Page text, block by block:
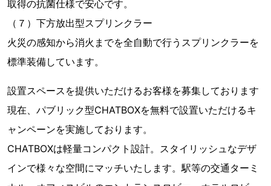
取得の抗菌仕様で安心です。
（７）下方放出型スプリンクラー
火災の感知から消火までを全自動で行うスプリンクラーを
標準装備しています。
設置スペースを提供いただけるお客様を募集しております
現在、パブリック型CHATBOXを無料で設置いただけるキ
ャンペーンを実施しております。
CHATBOXは軽量コンパクト設計。スタイリッシュなデザ
インで様々な空間にマッチいたします。駅等の交通ターミ